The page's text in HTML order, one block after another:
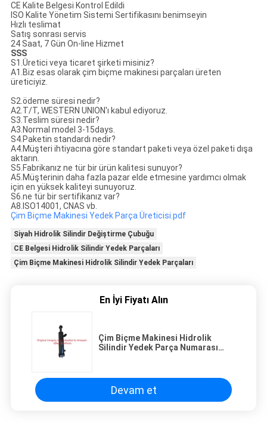
CE Kalite Belgesi Kontrol Edildi
ISO Kalite Yönetim Sistemi Sertifikasını benimseyin
Hızlı teslimat
Satış sonrası servis
24 Saat, 7 Gün On-line Hizmet
SSS
S1.Üretici veya ticaret şirketi misiniz?
A1.Biz esas olarak çim biçme makinesi parçaları üreten
üreticiyiz.
S2.ödeme süresi nedir?
A2.T/T, WESTERN UNION'ı kabul ediyoruz.
S3.Teslim süresi nedir?
A3.Normal model 3-15days.
S4.Paketin standardı nedir?
A4.Müşteri ihtiyacına göre standart paketi veya özel paketi dışa
aktarın.
S5.Fabrikanız ne tür bir ürün kalitesi sunuyor?
A5.Müşterinin daha fazla pazar elde etmesine yardımcı olmak
için en yüksek kaliteyi sunuyoruz.
S6.ne tür bir sertifikanız var?
A8.ISO14001, CNAS vb.
Çim Biçme Makinesi Yedek Parça Üreticisi.pdf
Siyah Hidrolik Silindir Değiştirme Çubuğu
CE Belgesi Hidrolik Silindir Yedek Parçaları
Çim Biçme Makinesi Hidrolik Silindir Yedek Parçaları
En İyi Fiyatı Alın
Çim Biçme Makinesi Hidrolik
Silindir Yedek Parça Numarası
Devam et